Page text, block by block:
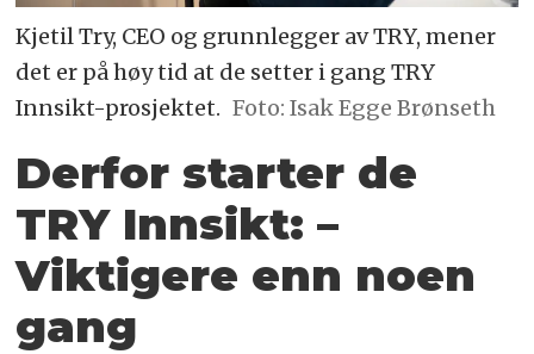
Kjetil Try, CEO og grunnlegger av TRY, mener
det er på høy tid at de setter i gang TRY
Innsikt-prosjektet. Foto: Isak Egge Brønseth
Derfor starter de
TRY Innsikt: –
Viktigere enn noen
gang